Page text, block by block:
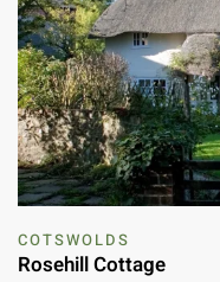
COTSWOLDS
Rosehill Cottage